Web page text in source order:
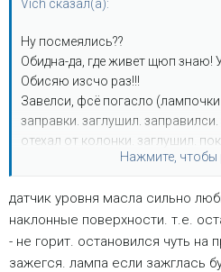
Vich сказал(а):
Ну посмеялись??
Обидна-да, где живет щюп знаю!
Обисяю изсчо раз!!!
Завелси, фсё погасло
заправки. заглушил.
отехал от колонки. заглушил.
чек ойл негорит!!
Может всё-ж датчик
доливать, не помогает. Ну
находится!!!!!
Нажмите, чтобы
датчик уровня масла сильно
наклонные поверхности. т.е.
- не горит. остановился чуть на
зажегся. лампа если зажглась